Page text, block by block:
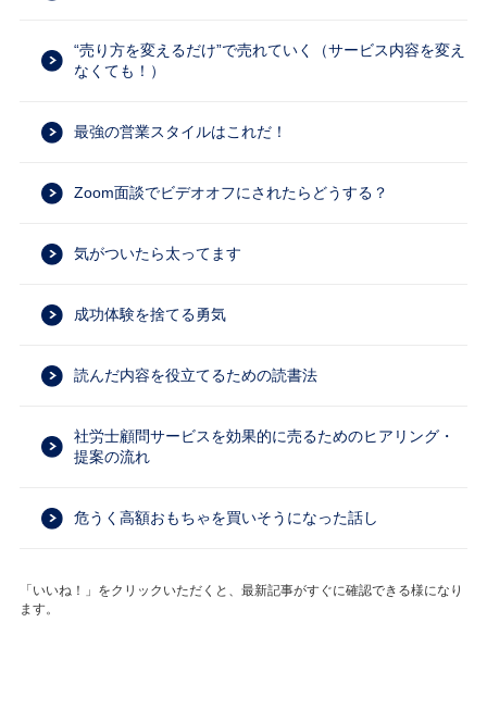
“売り方を変えるだけ”で売れていく（サービス内容を変え
なくても！）
最強の営業スタイルはこれだ！
Zoom面談でビデオオフにされたらどうする？
気がついたら太ってます
成功体験を捨てる勇気
読んだ内容を役立てるための読書法
社労士顧問サービスを効果的に売るためのヒアリング・
提案の流れ
危うく高額おもちゃを買いそうになった話し
「いいね！」をクリックいただくと、最新記事がすぐに確認できる様になり
ます。